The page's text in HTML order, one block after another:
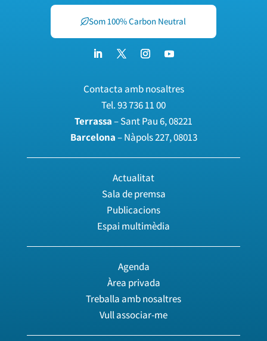
Som 100% Carbon Neutral
Contacta amb nosaltres
Tel.93 736 11 00
Terrassa– Sant Pau 6, 08221
Barcelona– Nàpols 227, 08013
Actualitat
Sala de premsa
Publicacions
Espai multimèdia
Agenda
Àrea privada
Treballa amb nosaltres
Vull associar-me